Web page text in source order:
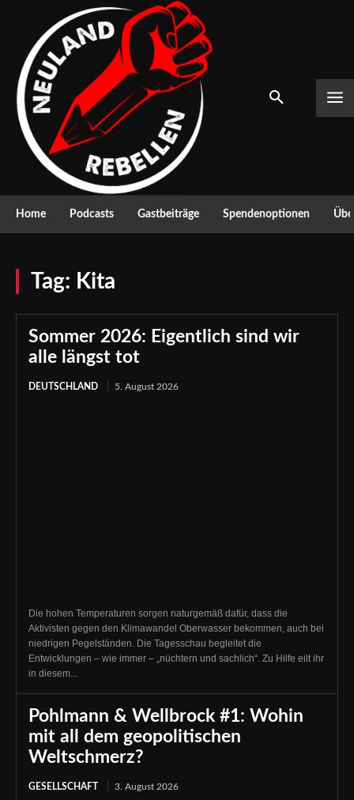
Home Podcasts Gastbeiträge Spendenoptionen
Tag: Kita
Sommer 2026: Eigentlich sind wir
alle längst tot
DEUTSCHLAND 5. August 2026
Die hohen Temperaturen sorgen naturgemäß dafür, dass die
Aktivisten gegen den Klimawandel Oberwasser bekommen, auch bei
niedrigen Pegelständen. Die Tagesschau begleitet die
Entwicklungen – wie immer – „nüchtern und sachlich“. Zu Hilfe eilt ihr
in diesem...
Pohlmann & Wellbrock #1: Wohin
mit all dem geopolitischen
Weltschmerz?
GESELLSCHAFT 3. August 2026